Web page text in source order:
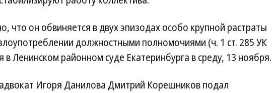
что он обвиняется в двух эпизодах особо крупной растраты
должностными полномочиями (ч. 1 ст. 285 УК
в Ленинском районном суде Екатеринбурга в среду, 13 ноября.
Игоря Данилова Дмитрий Корешников подал